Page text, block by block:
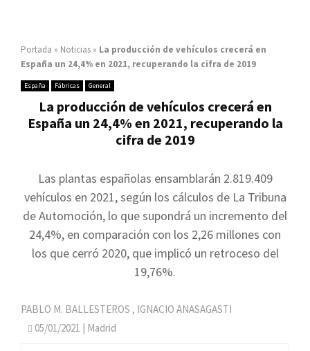
Portada » Noticias » La producción de vehículos crecerá en
España un 24,4% en 2021, recuperando la cifra de 2019
España Fábricas General
La producción de vehículos crecerá en
España un 24,4% en 2021, recuperando la
cifra de 2019
Las plantas españolas ensamblarán 2.819.409
vehículos en 2021, según los cálculos de La Tribuna
de Automoción, lo que supondrá un incremento del
24,4%, en comparación con los 2,26 millones con
los que cerró 2020, que implicó un retroceso del
19,76%.
PABLO M. BALLESTEROS , IGNACIO ANASAGASTI
05/01/2021 | Madrid